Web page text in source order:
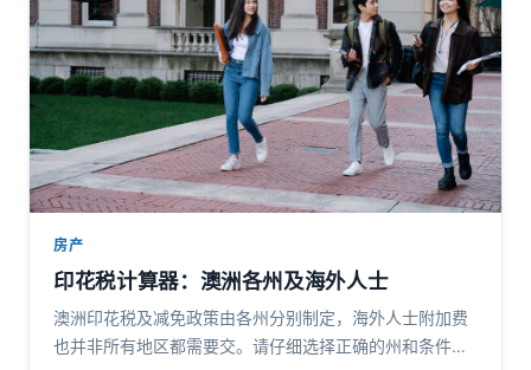
房产
印花税计算器：澳洲各州及海外人士
澳洲印花税及减免政策由各州分别制定，海外人士附加费
也并非所有地区都需要交。请仔细选择正确的州和条件，